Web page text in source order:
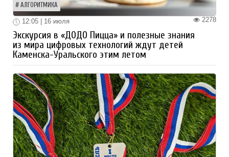
АЛГОРИТМИКА
2278
12:05 | 16 июля
Экскурсия в «ДОДО Пицца» и полезные знания
из мира цифровых технологий ждут детей
Каменска-Уральского этим летом